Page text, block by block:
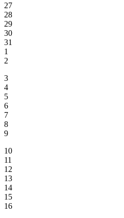
27
28
29
30
31
1
2
3
4
5
6
7
8
9
10
11
12
13
14
15
16